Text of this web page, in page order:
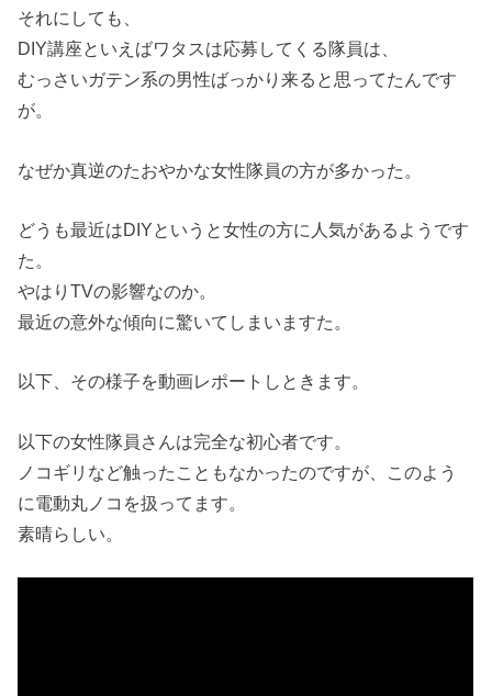
それにしても、
DIY講座といえばワタスは応募してくる隊員は、
むっさいガテン系の男性ばっかり来ると思ってたんです
が。
なぜか真逆のたおやかな女性隊員の方が多かった。
どうも最近はDIYというと女性の方に人気があるようです
た。
やはりTVの影響なのか。
最近の意外な傾向に驚いてしまいますた。
以下、その様子を動画レポートしときます。
以下の女性隊員さんは完全な初心者です。
ノコギリなど触ったこともなかったのですが、このよう
に電動丸ノコを扱ってます。
素晴らしい。